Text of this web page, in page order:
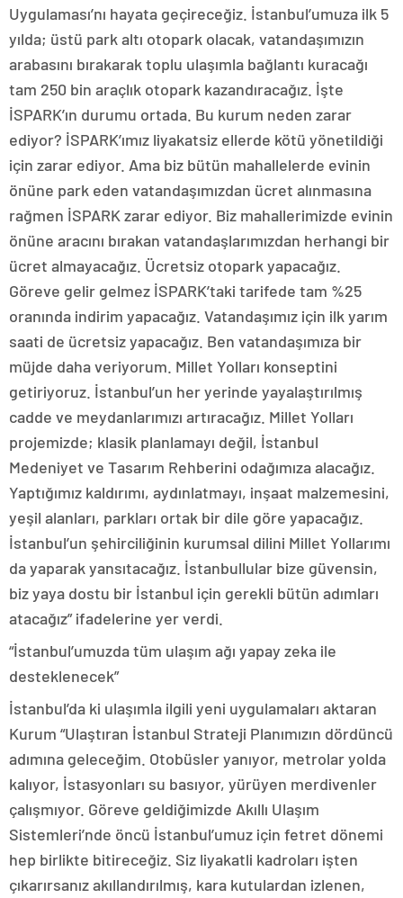
Uygulaması’nı hayata geçireceğiz. İstanbul’umuza ilk 5
yılda; üstü park altı otopark olacak, vatandaşımızın
arabasını bırakarak toplu ulaşımla bağlantı kuracağı
tam 250 bin araçlık otopark kazandıracağız. İşte
İSPARK’ın durumu ortada. Bu kurum neden zarar
ediyor? İSPARK’ımız liyakatsiz ellerde kötü yönetildiği
için zarar ediyor. Ama biz bütün mahallelerde evinin
önüne park eden vatandaşımızdan ücret alınmasına
rağmen İSPARK zarar ediyor. Biz mahallerimizde evinin
önüne aracını bırakan vatandaşlarımızdan herhangi bir
ücret almayacağız. Ücretsiz otopark yapacağız.
Göreve gelir gelmez İSPARK’taki tarifede tam %25
oranında indirim yapacağız. Vatandaşımız için ilk yarım
saati de ücretsiz yapacağız. Ben vatandaşımıza bir
müjde daha veriyorum. Millet Yolları konseptini
getiriyoruz. İstanbul’un her yerinde yayalaştırılmış
cadde ve meydanlarımızı artıracağız. Millet Yolları
projemizde; klasik planlamayı değil, İstanbul
Medeniyet ve Tasarım Rehberini odağımıza alacağız.
Yaptığımız kaldırımı, aydınlatmayı, inşaat malzemesini,
yeşil alanları, parkları ortak bir dile göre yapacağız.
İstanbul’un şehirciliğinin kurumsal dilini Millet Yollarımı
da yaparak yansıtacağız. İstanbullular bize güvensin,
biz yaya dostu bir İstanbul için gerekli bütün adımları
atacağız” ifadelerine yer verdi.
“İstanbul’umuzda tüm ulaşım ağı yapay zeka ile
desteklenecek”
İstanbul’da ki ulaşımla ilgili yeni uygulamaları aktaran
Kurum “Ulaştıran İstanbul Strateji Planımızın dördüncü
adımına geleceğim. Otobüsler yanıyor, metrolar yolda
kalıyor, İstasyonları su basıyor, yürüyen merdivenler
çalışmıyor. Göreve geldiğimizde Akıllı Ulaşım
Sistemleri’nde öncü İstanbul’umuz için fetret dönemi
hep birlikte bitireceğiz. Siz liyakatli kadroları işten
çıkarırsanız akıllandırılmış, kara kutulardan izlenen,